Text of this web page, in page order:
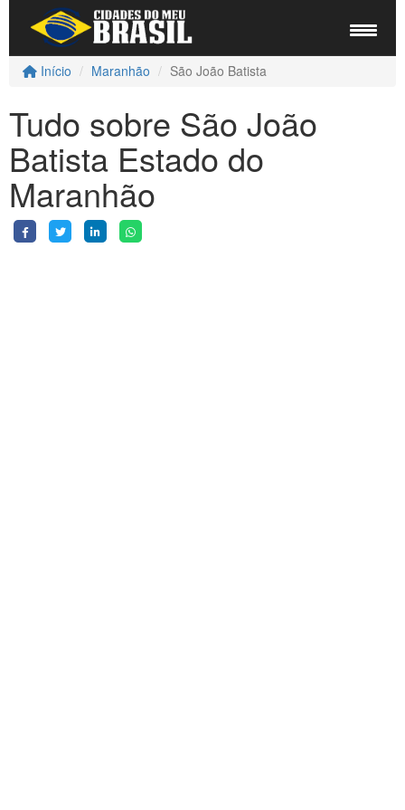
Início Maranhão São João Batista
Tudo sobre São João
Batista Estado do
Maranhão